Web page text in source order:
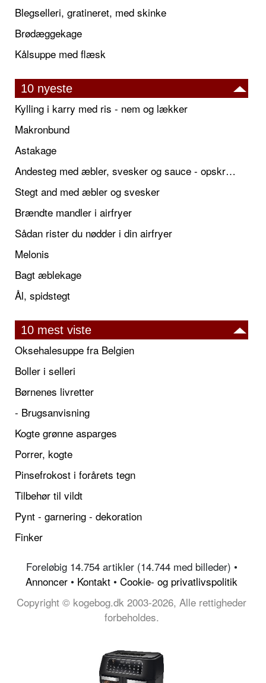
Blegselleri, gratineret, med skinke
Brødæggekage
Kålsuppe med flæsk
10 nyeste
Kylling i karry med ris - nem og lækker
Makronbund
Astakage
Andesteg med æbler, svesker og sauce - opskrift også til jul
Stegt and med æbler og svesker
Brændte mandler i airfryer
Sådan rister du nødder i din airfryer
Melonis
Bagt æblekage
Ål, spidstegt
10 mest viste
Oksehalesuppe fra Belgien
Boller i selleri
Børnenes livretter
- Brugsanvisning
Kogte grønne asparges
Porrer, kogte
Pinsefrokost i forårets tegn
Tilbehør til vildt
Pynt - garnering - dekoration
Finker
Foreløbig 14.754 artikler (14.744 med billeder) •
Annoncer • Kontakt • Cookie- og privatlivspolitik
Copyright © kogebog.dk 2003-2026, Alle rettigheder
forbeholdes.